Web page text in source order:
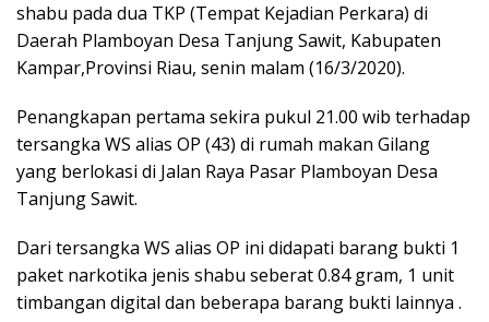
shabu pada dua TKP (Tempat Kejadian Perkara) di
Daerah Plamboyan Desa Tanjung Sawit, Kabupaten
Kampar,Provinsi Riau, senin malam (16/3/2020).
Penangkapan pertama sekira pukul 21.00 wib terhadap
tersangka WS alias OP (43) di rumah makan Gilang
yang berlokasi di Jalan Raya Pasar Plamboyan Desa
Tanjung Sawit.
Dari tersangka WS alias OP ini didapati barang bukti 1
paket narkotika jenis shabu seberat 0.84 gram, 1 unit
timbangan digital dan beberapa barang bukti lainnya .